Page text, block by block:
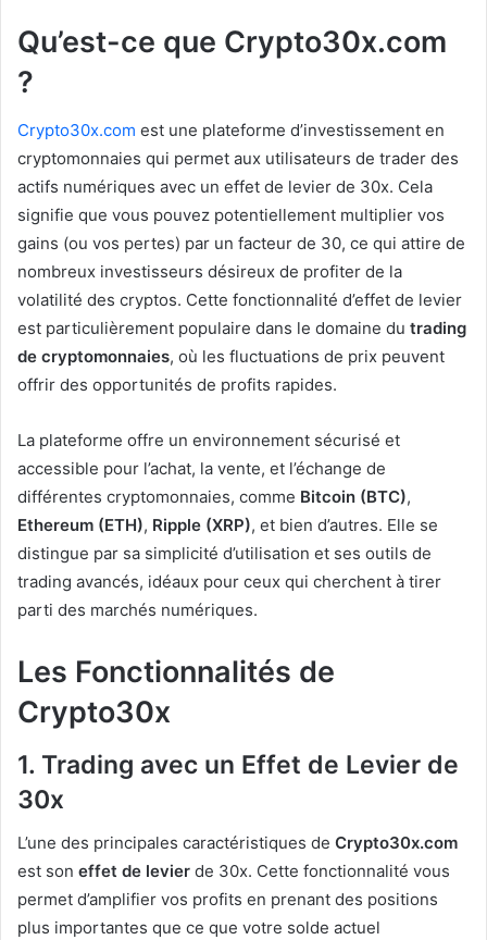
Qu’est-ce que Crypto30x.com
?
Crypto30x.com est une plateforme d’investissement en
cryptomonnaies qui permet aux utilisateurs de trader des
actifs numériques avec un effet de levier de 30x. Cela
signifie que vous pouvez potentiellement multiplier vos
gains (ou vos pertes) par un facteur de 30, ce qui attire de
nombreux investisseurs désireux de profiter de la
volatilité des cryptos. Cette fonctionnalité d’effet de levier
est particulièrement populaire dans le domaine du trading
de cryptomonnaies, où les fluctuations de prix peuvent
offrir des opportunités de profits rapides.
La plateforme offre un environnement sécurisé et
accessible pour l’achat, la vente, et l’échange de
différentes cryptomonnaies, comme Bitcoin (BTC),
Ethereum (ETH), Ripple (XRP), et bien d’autres. Elle se
distingue par sa simplicité d’utilisation et ses outils de
trading avancés, idéaux pour ceux qui cherchent à tirer
parti des marchés numériques.
Les Fonctionnalités de
Crypto30x
1. Trading avec un Effet de Levier de
30x
L’une des principales caractéristiques de Crypto30x.com
est son effet de levier de 30x. Cette fonctionnalité vous
permet d’amplifier vos profits en prenant des positions
plus importantes que ce que votre solde actuel